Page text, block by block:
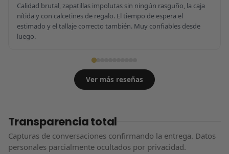
Calidad brutal, zapatillas impolutas sin ningún rasguño, la caja
nítida y con calcetines de regalo. El tiempo de espera el
estimado y el tallaje correcto también. Muy confiables desde
luego.
Ver más reseñas
Transparencia total
Capturas de conversaciones confirmando la entrega. Datos
personales parcialmente ocultados por privacidad.